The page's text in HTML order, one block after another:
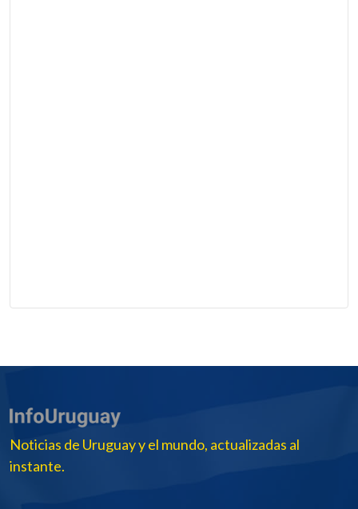
Noticias de Uruguay y el mundo, actualizadas al
instante.